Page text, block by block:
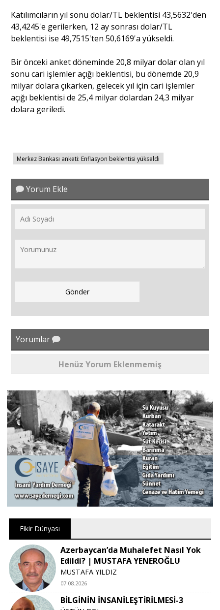
Eğitim
Dosya Haber
Katılımcıların yıl sonu dolar/TL beklentisi 43,5632'den
43,4245'e gerilerken, 12 ay sonrası dolar/TL
beklentisi ise 49,7515'ten 50,6169'a yükseldi.
Bir önceki anket döneminde 20,8 milyar dolar olan yıl
sonu cari işlemler açığı beklentisi, bu dönemde 20,9
milyar dolara çıkarken, gelecek yıl için cari işlemler
açığı beklentisi de 25,4 milyar dolardan 24,3 milyar
dolara geriledi.
Merkez Bankası anketi: Enflasyon beklentisi yükseldi
Yorum Ekle
Yorumlar
Henüz Yorum Eklenmemiş
Fikir Dünyası
Azerbaycan’da Muhalefet Nasıl Yok
Edildi? | MUSTAFA YENEROĞLU
MUSTAFA YILDIZ
07.08.2026
BİLGİNİN İNSANİLEŞTİRİLMESİ-3